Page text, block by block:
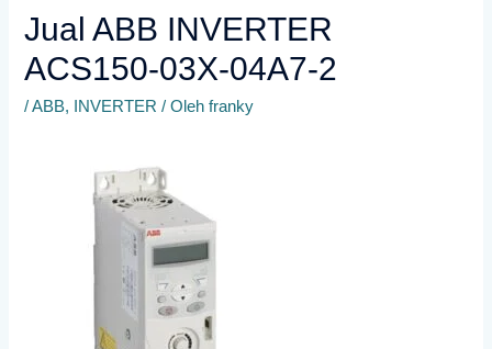
Jual ABB INVERTER
ACS150-03X-04A7-2
/ABB, INVERTER / Olehfranky